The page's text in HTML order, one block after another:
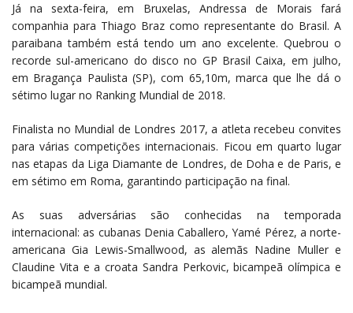
Já na sexta-feira, em Bruxelas, Andressa de Morais fará
companhia para Thiago Braz como representante do Brasil. A
paraibana também está tendo um ano excelente. Quebrou o
recorde sul-americano do disco no GP Brasil Caixa, em julho,
em Bragança Paulista (SP), com 65,10m, marca que lhe dá o
sétimo lugar no Ranking Mundial de 2018.
Finalista no Mundial de Londres 2017, a atleta recebeu convites
para várias competições internacionais. Ficou em quarto lugar
nas etapas da Liga Diamante de Londres, de Doha e de Paris, e
em sétimo em Roma, garantindo participação na final.
As suas adversárias são conhecidas na temporada
internacional: as cubanas Denia Caballero, Yamé Pérez, a norte-
americana Gia Lewis-Smallwood, as alemãs Nadine Muller e
Claudine Vita e a croata Sandra Perkovic, bicampeã olímpica e
bicampeã mundial.